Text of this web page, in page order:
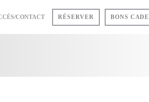
UNE NOUVELLE FENÊTRE))
CONTACT RÉSERVER BONS